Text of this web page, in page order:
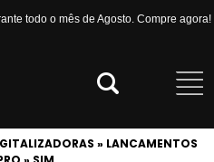
todo o mês de Agosto. Compre agora!
» LANCAMENTOS